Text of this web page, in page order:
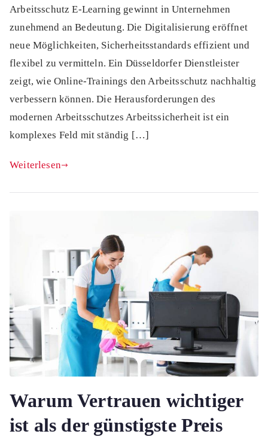
Arbeitsschutz E-Learning gewinnt in Unternehmen
zunehmend an Bedeutung. Die Digitalisierung eröffnet
neue Möglichkeiten, Sicherheitsstandards effizient und
flexibel zu vermitteln. Ein Düsseldorfer Dienstleister
zeigt, wie Online-Trainings den Arbeitsschutz nachhaltig
verbessern können. Die Herausforderungen des
modernen Arbeitsschutzes Arbeitssicherheit ist ein
komplexes Feld mit ständig […]
Weiterlesen
Warum Vertrauen wichtiger
ist als der günstigste Preis